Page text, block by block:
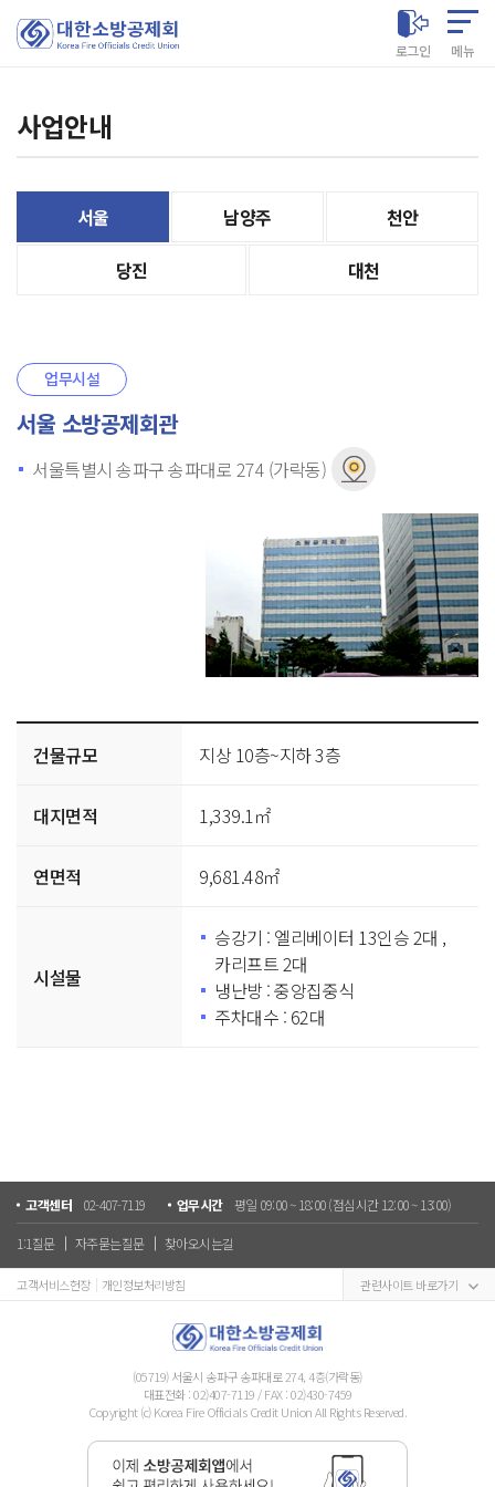
대한소방공제회
로그인 메뉴
사업안내
서울 남양주
천안
당진
대천
업무시설
서울 소방공제회관
서울특별시 송파구 송파대로 274 (가락동)
소방공제회관
건물규모 지상 10층~지하 3층
대지면적 1,339.1㎡
연면적 9,681.48㎡
시설물
승강기 : 엘리베이터 13인승 2대 ,
카리프트 2대
냉난방 : 중앙집중식
주차대수 : 62대
고객센터 02-407-7119 업무시간 평일 09:00 ~ 18:00 (점심시간 12:00 ~ 13:00)
1:1질문 자주묻는질문 찾아오시는길
고객서비스헌장 개인정보처리방침 관련사이트 바로가기
(05719) 서울시 송파구 송파대로 274, 4층(가락동)
대표전화 :02)407-7119 / FAX : 02)430-7459
Copyright (c) Korea Fire Officials Credit Union All Rights Reserved.